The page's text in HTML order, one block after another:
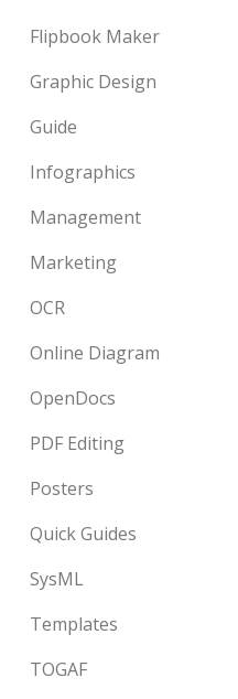
Flipbook Maker
Graphic Design
Guide
Infographics
Management
Marketing
OCR
Online Diagram
OpenDocs
PDF Editing
Posters
Quick Guides
SysML
Templates
TOGAF